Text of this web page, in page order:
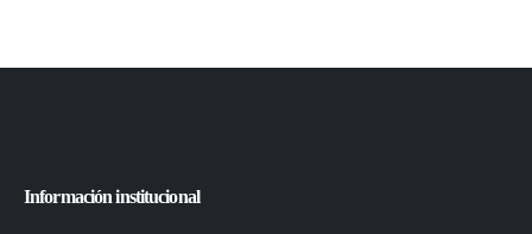
Información institucional